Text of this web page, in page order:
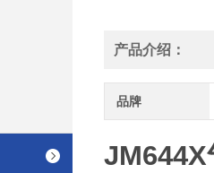
产品介绍：
品牌
JM644X